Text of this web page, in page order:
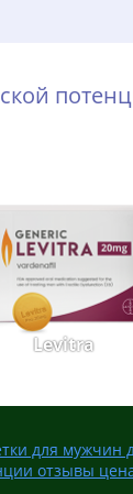
Levitra
для мужчин
отзывы